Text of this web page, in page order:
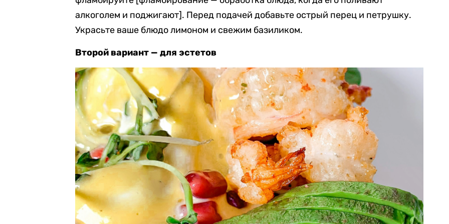
алкоголем и поджигают]. Перед подачей добавьте острый перец и петрушку.
Украсьте ваше блюдо лимоном и свежим базиликом.
Второй вариант — для эстетов